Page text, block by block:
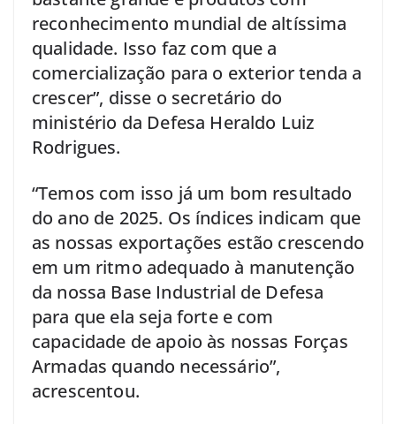
reconhecimento mundial de altíssima
qualidade. Isso faz com que a
comercialização para o exterior tenda a
crescer”, disse o secretário do
ministério da Defesa Heraldo Luiz
Rodrigues.
“Temos com isso já um bom resultado
do ano de 2025. Os índices indicam que
as nossas exportações estão crescendo
em um ritmo adequado à manutenção
da nossa Base Industrial de Defesa
para que ela seja forte e com
capacidade de apoio às nossas Forças
Armadas quando necessário”,
acrescentou.